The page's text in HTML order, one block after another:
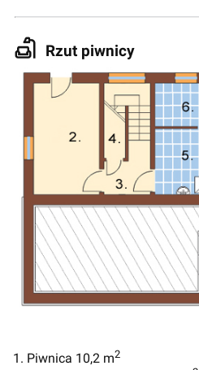
Rzut piwnicy
1. Piwnica 10,2 m2